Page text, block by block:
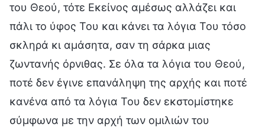
του Θεού, τότε Εκείνος αμέσως αλλάζει και
πάλι το ύφος Του και κάνει τα λόγια Του τόσο
σκληρά κι αμάσητα, σαν τη σάρκα μιας
ζωντανής όρνιθας. Σε όλα τα λόγια του Θεού,
ποτέ δεν έγινε επανάληψη της αρχής και ποτέ
κανένα από τα λόγια Του δεν εκστομίστηκε
σύμφωνα με την αρχή των ομιλιών του